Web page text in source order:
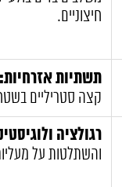
חיצוניים.
תשתיות אזרחיות:
קצה סטריליים
רגולציה
והשתלטות על